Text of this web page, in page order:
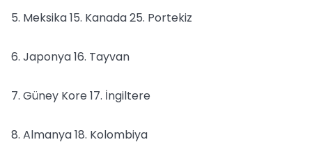
5. Meksika 15. Kanada 25. Portekiz
6. Japonya 16. Tayvan
7. Güney Kore 17. İngiltere
8. Almanya 18. Kolombiya